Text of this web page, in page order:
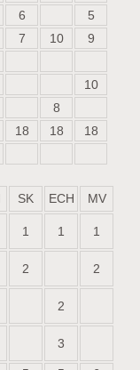
6
5
7 10
9
10
8
18 18
18
SK ECH MV
1 1 1
2 2
2
3